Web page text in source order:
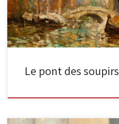
Le pont des soupirs